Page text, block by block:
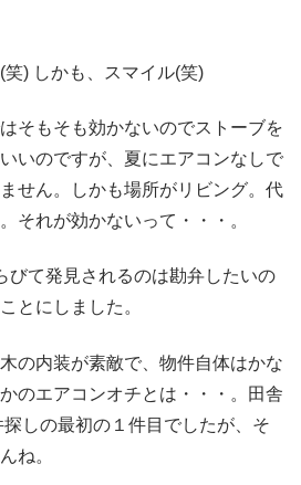
) しかも、スマイル(笑)
そもそも効かないのでストーブを
いのですが、夏にエアコンなしで
せん。しかも場所がリビング。代
それが効かないって・・・。
びて発見されるのは勘弁したいの
とにしました。
の内装が素敵で、物件自体はかな
のエアコンオチとは・・・。田舎
しの最初の１件目でしたが、そ
ね。